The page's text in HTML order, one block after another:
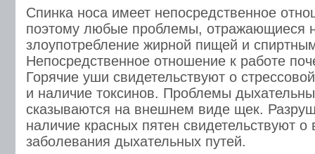
Спинка носа имеет непосредственное
поэтому любые проблемы, отражающиеся
злоупотребление жирной пищей и
Непосредственное отношение к работе
Горячие уши свидетельствуют о
и наличие токсинов. Проблемы
сказываются на внешнем виде щек.
наличие красных пятен свидетельствуют о
заболевания дыхательных путей.